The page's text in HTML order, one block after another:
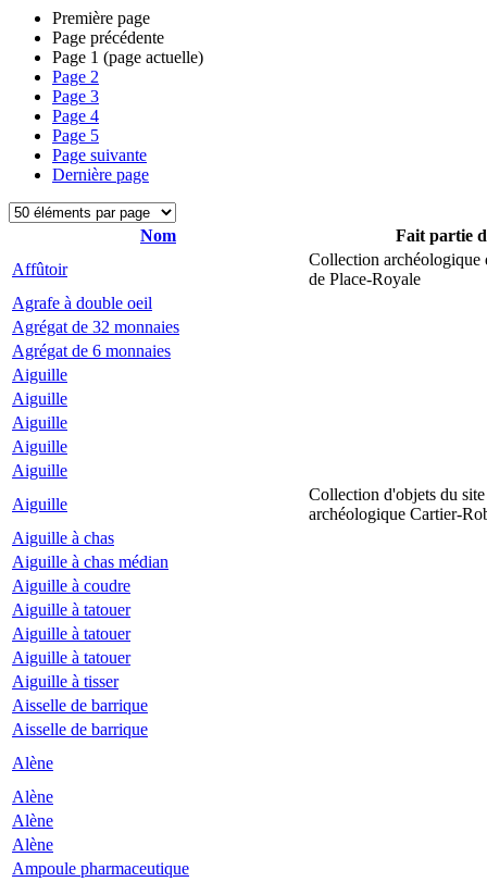
Première page
Page précédente
Page 1 (page actuelle)
Page 2
Page 3
Page 4
Page 5
Page suivante
Dernière page
Nom
Fait partie
Affûtoir
Collection archéologique
de Place-Royale
Agrafe à double oeil
Agrégat de 32 monnaies
Agrégat de 6 monnaies
Aiguille
Aiguille
Aiguille
Aiguille
Aiguille
Aiguille
Collection d'objets du site
archéologique Cartier-
Aiguille à chas
Aiguille à chas médian
Aiguille à coudre
Aiguille à tatouer
Aiguille à tatouer
Aiguille à tatouer
Aiguille à tisser
Aisselle de barrique
Aisselle de barrique
Alène
Alène
Alène
Alène
Ampoule pharmaceutique